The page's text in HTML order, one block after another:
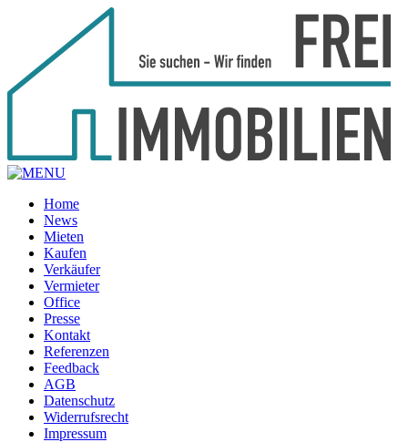
Home
News
Mieten
Kaufen
Verkäufer
Vermieter
Office
Presse
Kontakt
Referenzen
Feedback
AGB
Datenschutz
Widerrufsrecht
Impressum